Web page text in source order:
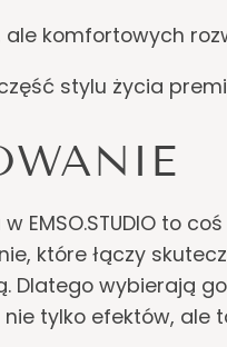
komfortowych
stylu życia
w EMSO.STUDIO to
które łączy
Dlatego wybierają
tylko efektów, ale